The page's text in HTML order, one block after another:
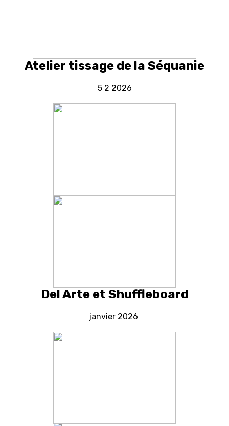
Atelier tissage de la Séquanie
5 2 2026
Del Arte et Shuffleboard
janvier 2026